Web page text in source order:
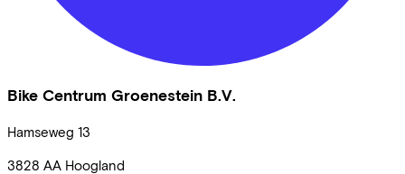
Bike Centrum Groenestein B.V.
Hamseweg 13
3828 AA Hoogland